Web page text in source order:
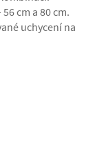
cm a 80 cm.
uchycení na